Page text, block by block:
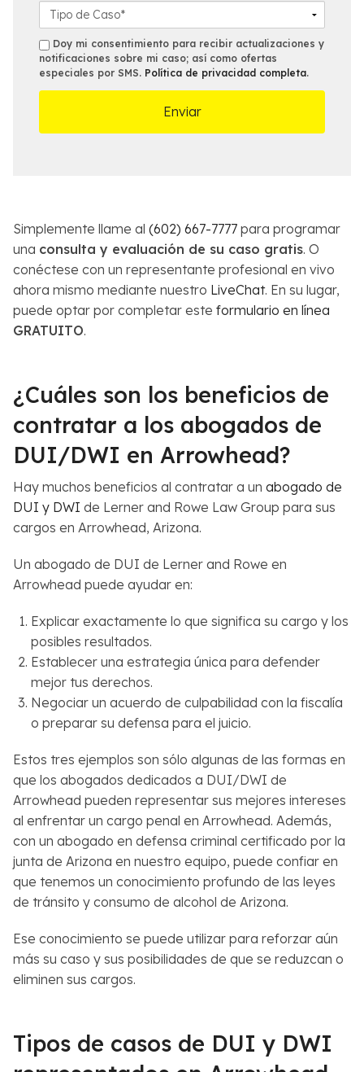
n
*
l
i
c
i
n
c
a
n
*
e
t
a
l
l
s
s
o
*
s
m
s
Doy mi consentimiento para recibir actualizaciones y
notificaciones sobre mi caso; así como ofertas
especiales por SMS. Política de privacidad completa.
Simplemente llame al (602) 667-7777 para programar
una consulta y evaluación de su caso gratis. O
conéctese con un representante profesional en vivo
ahora mismo mediante nuestro LiveChat. En su lugar,
puede optar por completar este formulario en línea
GRATUITO.
¿Cuáles son los beneficios de
contratar a los abogados de
DUI/DWI en Arrowhead?
Hay muchos beneficios al contratar a un abogado de
DUI y DWI de Lerner and Rowe Law Group para sus
cargos en Arrowhead, Arizona.
Un abogado de DUI de Lerner and Rowe en
Arrowhead puede ayudar en:
Explicar exactamente lo que significa su cargo y los
posibles resultados.
Establecer una estrategia única para defender
mejor tus derechos.
Negociar un acuerdo de culpabilidad con la fiscalía
o preparar su defensa para el juicio.
Estos tres ejemplos son sólo algunas de las formas en
que los abogados dedicados a DUI/DWI de
Arrowhead pueden representar sus mejores intereses
al enfrentar un cargo penal en Arrowhead. Además,
con un abogado en defensa criminal certificado por la
junta de Arizona en nuestro equipo, puede confiar en
que tenemos un conocimiento profundo de las leyes
de tránsito y consumo de alcohol de Arizona.
Ese conocimiento se puede utilizar para reforzar aún
más su caso y sus posibilidades de que se reduzcan o
eliminen sus cargos.
Tipos de casos de DUI y DWI